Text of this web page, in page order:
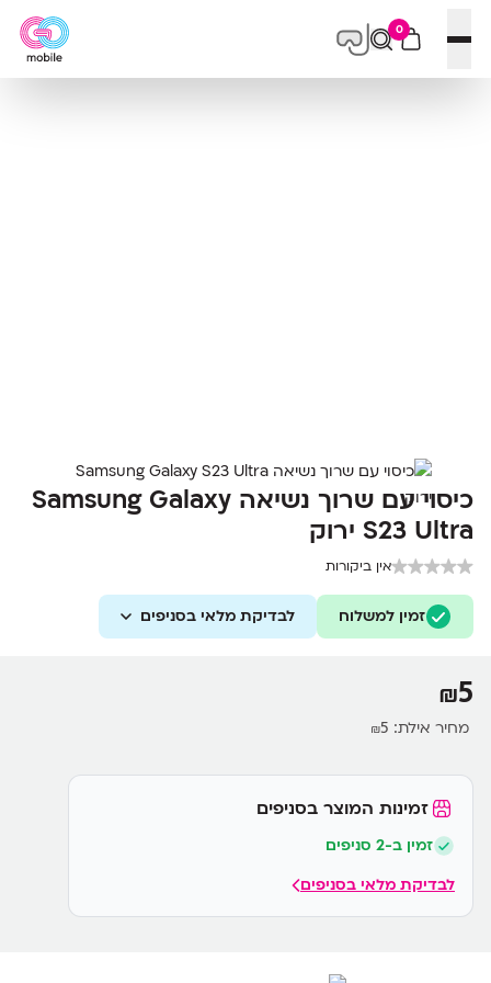
פתח תפריט
0
כיסוי עם שרוך נשיאה Samsung Galaxy
S23 Ultra ירוק
אין ביקורות
זמין למשלוח לבדיקת מלאי בסניפים
₪5
מחיר אילת: ₪5
זמינות המוצר בסניפים
זמין ב-2 סניפים
לבדיקת מלאי בסניפים